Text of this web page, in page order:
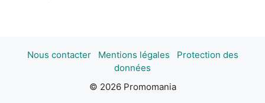
Nous contacter Mentions légales
Protection des
données
© 2026 Promomania